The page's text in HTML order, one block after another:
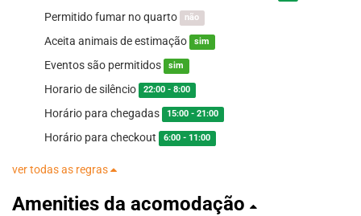
Permitido fumar no quarto não
Aceita animais de estimação sim
Eventos são permitidos sim
Horario de silêncio 22:00 - 8:00
Horário para chegadas 15:00 - 21:00
Horário para checkout 6:00 - 11:00
ver todas as regras
Amenities da acomodação